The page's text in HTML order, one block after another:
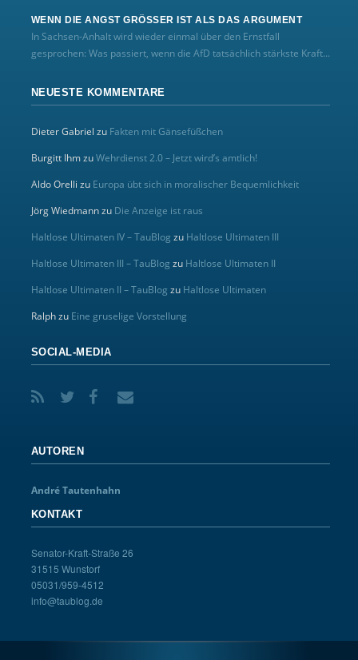
WENN DIE ANGST GRÖSSER IST ALS DAS ARGUMENT
In Sachsen-Anhalt wird wieder einmal über den Ernstfall
gesprochen: Was passiert, wenn die AfD tatsächlich stärkste Kraft...
NEUESTE KOMMENTARE
Dieter Gabriel zu Fakten mit Gänsefüßchen
Burgitt IhmzuWehrdienst 2.0 – Jetzt wird’s amtlich!
Aldo Orelli zu Europa übt sich in moralischer Bequemlichkeit
Jörg Wiedmannzu Die Anzeige ist raus
Haltlose Ultimaten IV – TauBlog zu Haltlose Ultimaten III
Haltlose Ultimaten III – TauBlog zu Haltlose Ultimaten II
Haltlose Ultimaten II – TauBlog zu Haltlose Ultimaten
Ralphzu Eine gruselige Vorstellung
SOCIAL-MEDIA
AUTOREN
André Tautenhahn
KONTAKT
Senator-Kraft-Straße 26
31515 Wunstorf
05031/959-4512
info@taublog.de